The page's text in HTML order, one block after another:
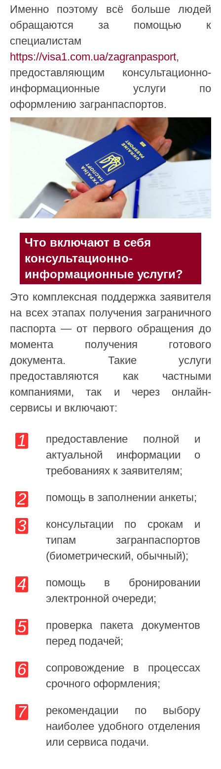
Именно поэтому всё больше людей
обращаются за помощью к
специалистам
https://visa1.com.ua/zagranpasport,
предоставляющим консультационно-
информационные услуги по
оформлению загранпаспортов.
Что включают в себя
консультационно-
информационные услуги?
Это комплексная поддержка заявителя
на всех этапах получения заграничного
паспорта — от первого обращения до
момента получения готового
документа. Такие услуги
предоставляются как частными
компаниями, так и через онлайн-
сервисы и включают:
предоставление полной и
актуальной информации о
требованиях к заявителям;
помощь в заполнении анкеты;
консультации по срокам и
типам загранпаспортов
(биометрический, обычный);
помощь в бронировании
электронной очереди;
проверка пакета документов
перед подачей;
сопровождение в процессах
срочного оформления;
рекомендации по выбору
наиболее удобного отделения
или сервиса подачи.